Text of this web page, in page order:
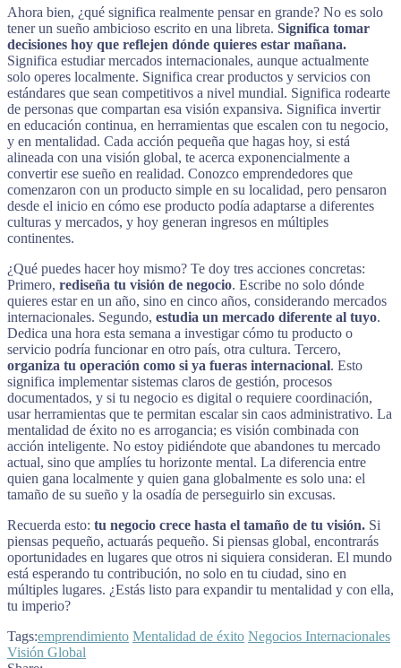
Ahora bien, ¿qué significa realmente pensar en grande? No es solo
tener un sueño ambicioso escrito en una libreta. Significa tomar
decisiones hoy que reflejen dónde quieres estar mañana.
Significa estudiar mercados internacionales, aunque actualmente
solo operes localmente. Significa crear productos y servicios con
estándares que sean competitivos a nivel mundial. Significa rodearte
de personas que compartan esa visión expansiva. Significa invertir
en educación continua, en herramientas que escalen con tu negocio,
y en mentalidad. Cada acción pequeña que hagas hoy, si está
alineada con una visión global, te acerca exponencialmente a
convertir ese sueño en realidad. Conozco emprendedores que
comenzaron con un producto simple en su localidad, pero pensaron
desde el inicio en cómo ese producto podía adaptarse a diferentes
culturas y mercados, y hoy generan ingresos en múltiples
continentes.
¿Qué puedes hacer hoy mismo? Te doy tres acciones concretas:
Primero, rediseña tu visión de negocio. Escribe no solo dónde
quieres estar en un año, sino en cinco años, considerando mercados
internacionales. Segundo, estudia un mercado diferente al tuyo.
Dedica una hora esta semana a investigar cómo tu producto o
servicio podría funcionar en otro país, otra cultura. Tercero,
organiza tu operación como si ya fueras internacional. Esto
significa implementar sistemas claros de gestión, procesos
documentados, y si tu negocio es digital o requiere coordinación,
usar herramientas que te permitan escalar sin caos administrativo. La
mentalidad de éxito no es arrogancia; es visión combinada con
acción inteligente. No estoy pidiéndote que abandones tu mercado
actual, sino que amplíes tu horizonte mental. La diferencia entre
quien gana localmente y quien gana globalmente es solo una: el
tamaño de su sueño y la osadía de perseguirlo sin excusas.
Recuerda esto: tu negocio crece hasta el tamaño de tu visión. Si
piensas pequeño, actuarás pequeño. Si piensas global, encontrarás
oportunidades en lugares que otros ni siquiera consideran. El mundo
está esperando tu contribución, no solo en tu ciudad, sino en
múltiples lugares. ¿Estás listo para expandir tu mentalidad y con ella,
tu imperio?
Tags:emprendimiento Mentalidad de éxito Negocios Internacionales
Visión Global